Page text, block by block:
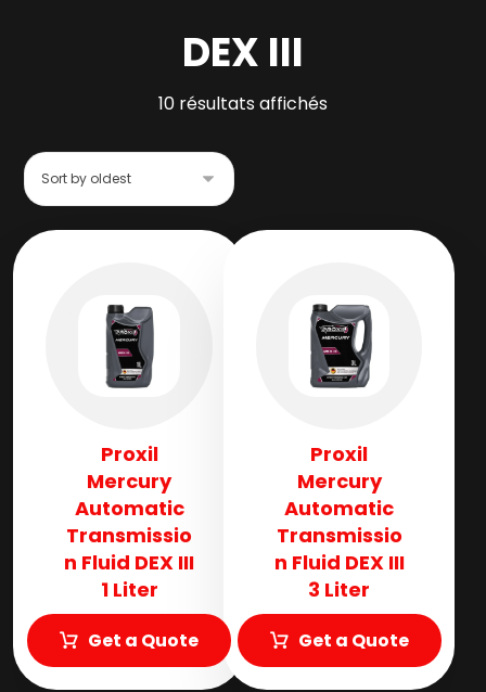
DEX III
10 résultats affichés
Proxil
Mercury
Automatic
Transmissio
n Fluid​ DEX III
1 Liter
Get a Quote
Proxil
Mercury
Automatic
Transmissio
n Fluid​ DEX III
3 Liter
Get a Quote